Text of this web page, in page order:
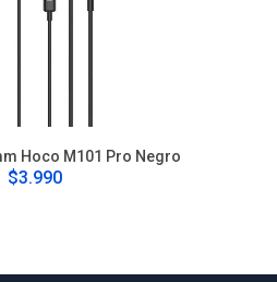
Hoco M101 Pro Negro
$3.990